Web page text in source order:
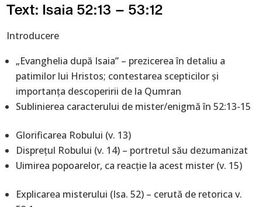
Text: Isaia 52:13 – 53:12
Introducere
„Evanghelia după Isaia” – prezicerea în detaliu a
patimilor lui Hristos; contestarea scepticilor şi
importanţa descoperirii de la Qumran
Sublinierea caracterului de mister/enigmă în 52:13-15
Glorificarea Robului (v. 13)
Dispreţul Robului (v. 14) – portretul său dezumanizat
Uimirea popoarelor, ca reacţie la acest mister (v. 15)
Explicarea misterului (Isa. 52) – cerută de retorica v.